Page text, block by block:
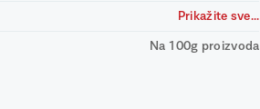
Prikažite sve...
Na 100g proizvoda